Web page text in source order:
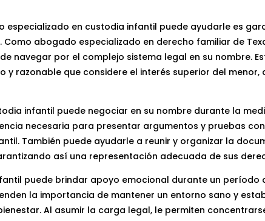
especializado en custodia infantil puede ayudarle es
abogado especializado en derecho familiar de
navegar por el complejo sistema legal en su nombre.
razonable que considere el interés superior del menor,
infantil puede negociar en su nombre durante la
necesaria para presentar argumentos y pruebas
También puede ayudarle a reunir y organizar la
así una representación adecuada de sus
puede brindar apoyo emocional durante un período
la importancia de mantener un entorno sano y
Al asumir la carga legal, le permiten